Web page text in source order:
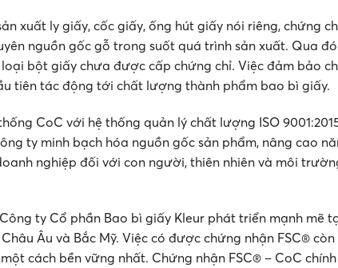
xuất ly giấy, cốc giấy, ống hút giấy nói riêng, chứng
nguồn gốc gỗ trong suốt quá trình sản xuất. Qua
bột giấy chưa được cấp chứng chỉ. Việc đảm bảo
tiên tác động tới chất lượng thành phẩm bao bì giấy.
CoC với hệ thống quản lý chất lượng ISO
ty minh bạch hóa nguồn gốc sản phẩm, nâng cao
nghiệp đối với con người, thiên nhiên và môi
ty Cổ phần Bao bì giấy Kleur phát triển mạnh mẽ
Âu và Bắc Mỹ. Việc có được chứng nhận FSC® còn
cách bền vững nhất. Chứng nhận FSC® – CoC